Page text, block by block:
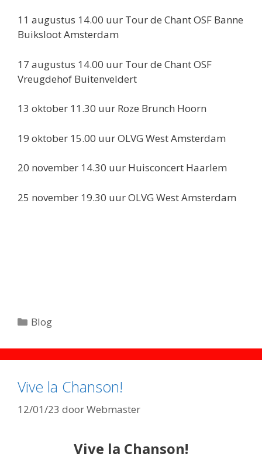
11 augustus 14.00 uur Tour de Chant OSF Banne
Buiksloot Amsterdam
17 augustus 14.00 uur Tour de Chant OSF
Vreugdehof Buitenveldert
13 oktober 11.30 uur Roze Brunch Hoorn
19 oktober 15.00 uur OLVG West Amsterdam
20 november 14.30 uur Huisconcert Haarlem
25 november 19.30 uur OLVG West Amsterdam
Categorieën
Blog
Vive la Chanson!
12/01/23 doorWebmaster
Vive la Chanson!